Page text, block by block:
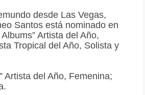
desde Las Vegas,
Santos está nominado en
Artista del Año,
Tropical del Año, Solista y
Artista del Año, Femenina;